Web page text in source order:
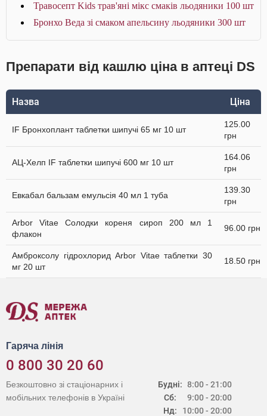
Травосепт Kids трав'яні мікс смаків льодяники 100 шт
Бронхо Веда зі смаком апельсину льодяники 300 шт
Препарати від кашлю ціна в аптеці DS
Назва Ціна
IF Бронхоплант таблетки шипучі 65 мг 10 шт
125.00
грн
АЦ-Хелп IF таблетки шипучі 600 мг 10 шт
164.06
грн
Евкабал бальзам емульсія 40 мл 1 туба
139.30
грн
Arbor Vitae Солодки кореня сироп 200 мл 1
флакон
96.00 грн
Амброксолу гідрохлорид Arbor Vitae таблетки 30
мг 20 шт
18.50 грн
Гаряча лінія
0 800 30 20 60
Будні:
Сб:
Нд:
8:00 - 21:00
9:00 - 20:00
10:00 - 20:00
Безкоштовно зі стаціонарних і
мобільних телефонів в Україні